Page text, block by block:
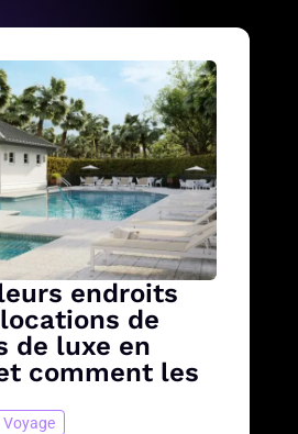
endroits
de
de luxe en
comment les
Voyage